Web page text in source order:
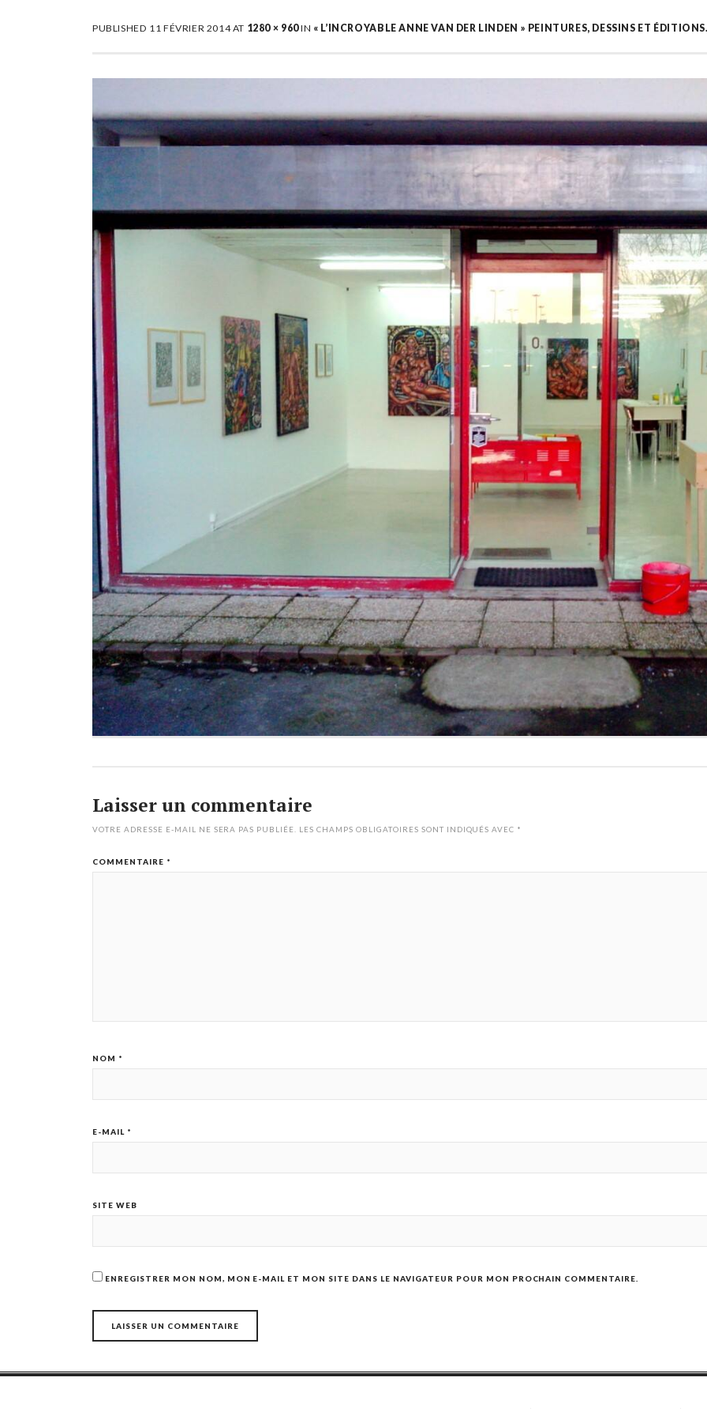
PUBLISHED 11 FÉVRIER 2014AT 1280 × 960IN « L’INCROYABLE ANNE VAN DER LINDEN » PEINTURES, DESSINS ET
Laisser un commentaire
VOTRE ADRESSE E-MAIL NE SERA PAS PUBLIÉE. LES CHAMPS OBLIGATOIRES SONT INDIQUÉS AVEC *
COMMENTAIRE *
NOM *
E-MAIL *
SITE WEB
ENREGISTRER MON NOM, MON E-MAIL ET MON SITE DANS LE NAVIGATEUR POUR MON PROCHAIN COMMENTAIRE.